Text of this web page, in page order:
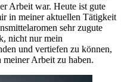
Arbeit war. Heute ist gute
in meiner aktuellen Tätigkeit
sehr zugute
nicht nur mein
und vertiefen zu können,
meiner Arbeit zu haben.